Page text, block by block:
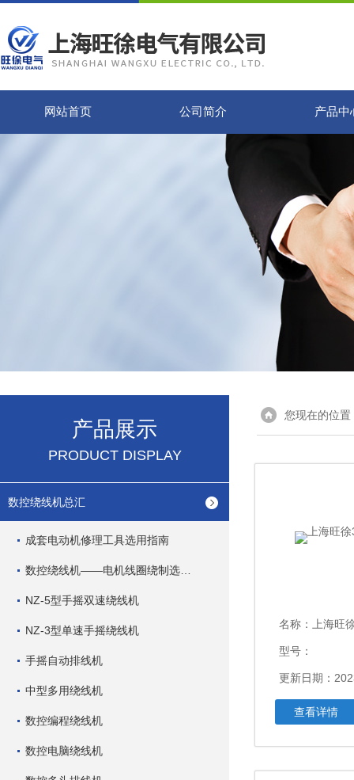
网站首页 公司简介 产品中
产品展示
PRODUCT DISPLAY
数控绕线机总汇
成套电动机修理工具选用指南
NZ-5型手摇双速绕线机
NZ-3型单速手摇绕线机
手摇自动排线机
中型多用绕线机
数控编程绕线机
数控电脑绕线机
您现在的位置
名称： 上海旺
型号：
更新日期：
查看详情